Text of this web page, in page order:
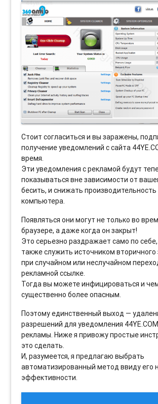
Стоит согласиться и вы заражены,
получение уведомлений с сайта
время.
Эти уведомления с рекламой будут
показываться вне зависимости от
бесить, и снижать
компьютера.
Появляться они могут не только во
браузере, а даже когда он закрыт!
Это серьезно раздражает само по
также служить источником
при случайном или неслучайном
рекламной ссылке.
Тогда вы можете инфицироваться и
существенно более опасным.
Поэтому единственный выход —
разрешений для уведомления
рекламы. Ниже я привожу простые
это сделать.
И, разумеется, я предлагаю выбрать
автоматизированный метод ввиду его
эффективности.